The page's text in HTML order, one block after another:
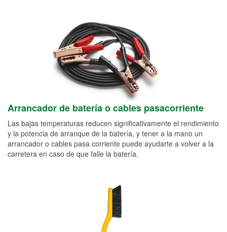
Arrancador de batería o cables pasacorriente
Las bajas temperaturas reducen significativamente el rendimiento
y la potencia de arranque de la batería, y tener a la mano un
arrancador o cables pasa corriente puede ayudarte a volver a la
carretera en caso de que falle la batería.